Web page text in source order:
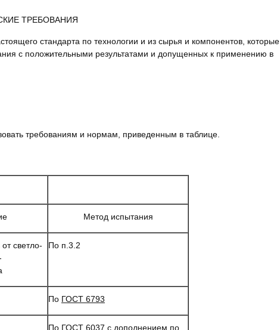
ТРЕБОВАНИЯ
стандарта по технологии и из сырья и компонентов, которые
с положительными результатами и допущенных к применению в
требованиям и нормам, приведенным в таблице.
Метод испытания
светло-
По п.3.2
По ГОСТ 6793
По ГОСТ 6037 с дополнением по